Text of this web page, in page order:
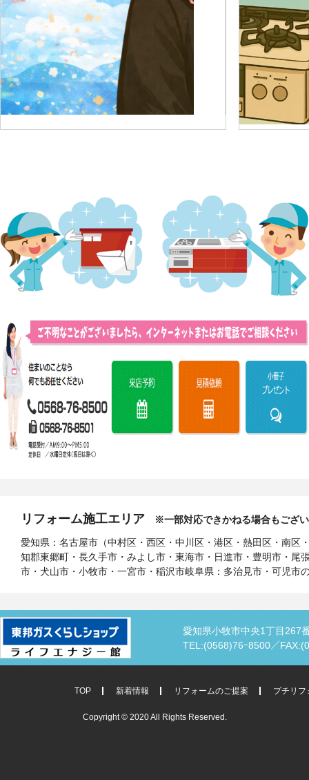
リフォーム施工エリア ※一部対応できかねる場合もござ
愛知県：名古屋市（中村区・西区・中川区・港区・熱田区・南
知郡東郷町・長久手市・みよし市・東海市・日進市・豊明市・
市・犬山市・小牧市・一宮市・稲沢市岐阜県：多治見市・可児市
愛知県小牧市中央1丁目267
TEL:(0568)76ｰ8500／
TOP 新着情報 リフォームのご提案 プチリフ
Copyright © 2020 All Rights Reserved.